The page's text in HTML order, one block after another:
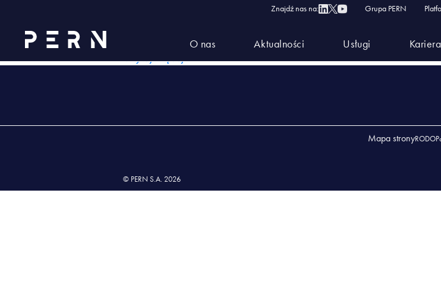
Znajdź nas na: Grupa PERN
O nas Aktualności Usługi Kariera
Czytaj więcej
Mapa stronyRODO
© PERN S.A. 2026